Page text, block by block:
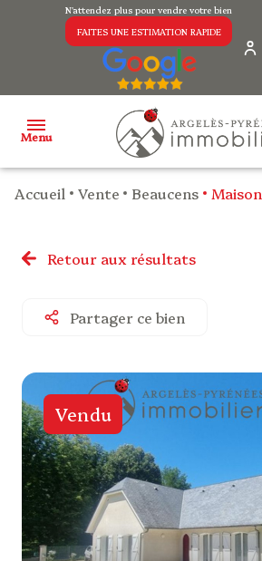
N'attendez plus pour vendre votre bien
FAITES UNE ESTIMATION RAPIDE
Menu
avis
de
valeur
alerte
e-
Accueil Vente Beaucens Maison
Retour aux résultats
Partager ce bien
Vendu